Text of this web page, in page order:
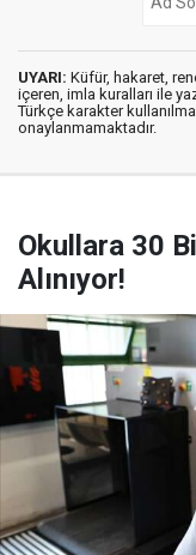
UYARI: Küfür, hakaret,
içeren, imla kuralları ile
Türkçe karakter
onaylanmamaktadır.
Okullara 30
Alınıyor!